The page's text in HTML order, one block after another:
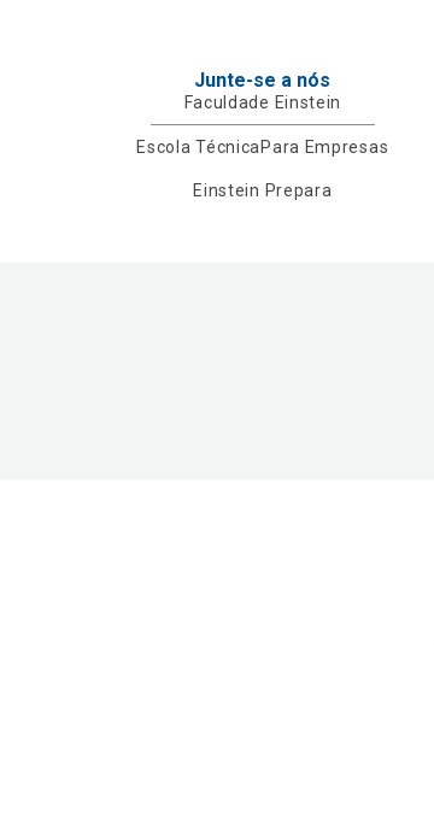
Junte-se a nós
Faculdade Einstein
Escola TécnicaPara Empresas
Einstein Prepara